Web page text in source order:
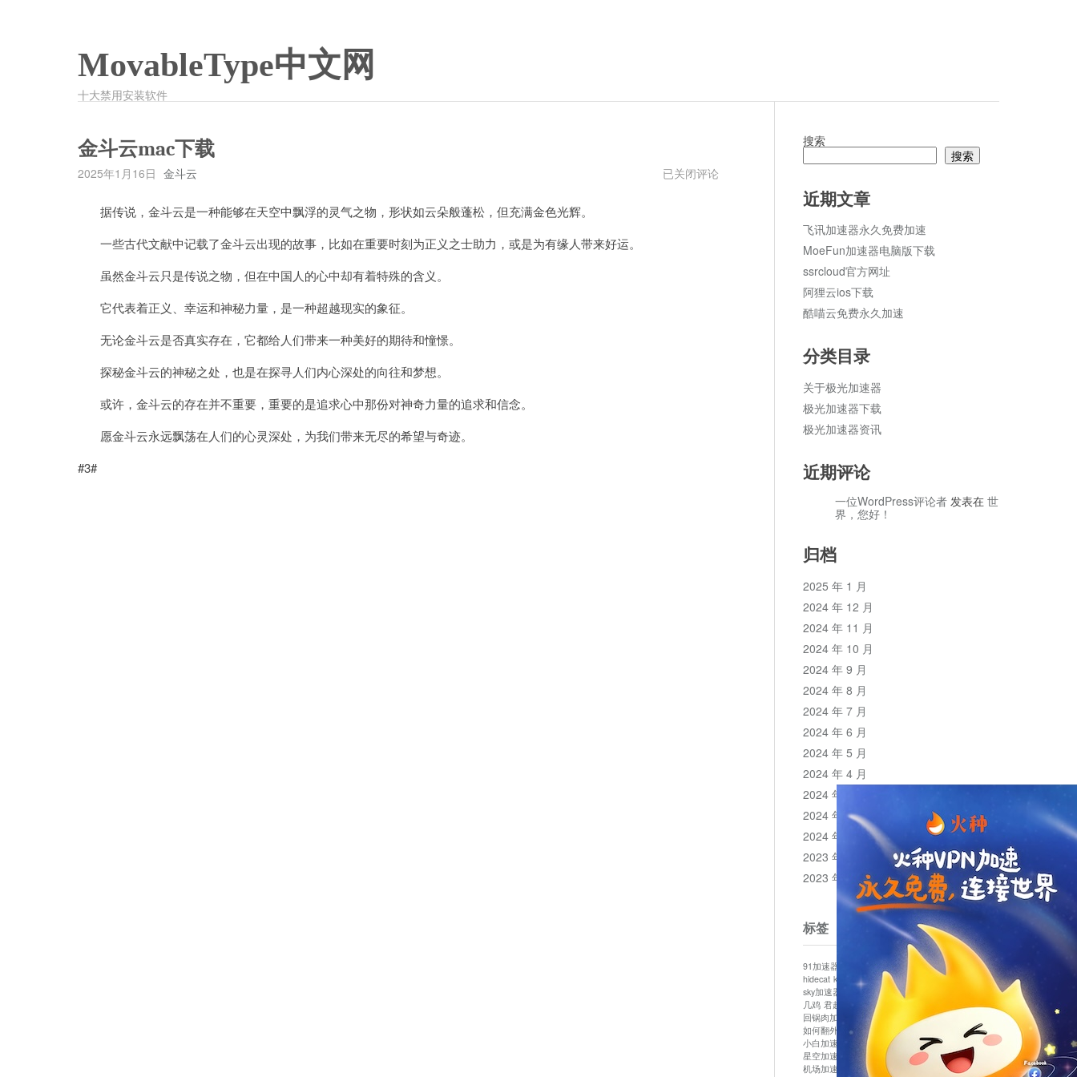
MovableType中文网
十大禁用安装软件
金斗云mac下载
2025年1月16日 金斗云
金
已关闭评论
据传说，金斗云是一种能够在天空中飘浮的灵气之物，形状如云朵般蓬松，但充满金色光辉。
一些古代文献中记载了金斗云出现的故事，比如在重要时刻为正义之士助力，或是为有缘人带来好运。
虽然金斗云只是传说之物，但在中国人的心中却有着特殊的含义。
它代表着正义、幸运和神秘力量，是一种超越现实的象征。
无论金斗云是否真实存在，它都给人们带来一种美好的期待和憧憬。
探秘金斗云的神秘之处，也是在探寻人们内心深处的向往和梦想。
或许，金斗云的存在并不重要，重要的是追求心中那份对神奇力量的追求和信念。
愿金斗云永远飘荡在人们的心灵深处，为我们带来无尽的希望与奇迹。
#3#
搜索
搜索
近期文章
飞讯加速器永久免费加速
MoeFun加速器电脑版下载
ssrcloud官方网址
阿狸云ios下载
酷喵云免费永久加速
分类目录
关于极光加速器
极光加速器下载
极光加速器资讯
近期评论
一位WordPress评论者 发表在 世
界，您好！
归档
2025 年 1 月
2024 年 12 月
2024 年 11 月
2024 年 10 月
2024 年 9 月
2024 年 8 月
2024 年 7 月
2024 年 6 月
2024 年 5 月
2024 年 4 月
2024 年 3 月
2024 年 2 月
2024 年 1 月
2023 年 12 月
2023 年 11 月
标签
91加速器 bluelayer加速器
clash节点
hidecat kuai500 panda加速器
plex加速器
sky加速器
telegram加速器 中信加速器
云梯加速器
几鸡 君越加速器 哔咔漫画加速器
唐师傅加速器
回锅肉加速器
坚果加速器 壹点加速器
如何翻外墙网站 小哈vp加速器
小火箭加速器
小白加速器
布谷vp加速器 心阶云 快连
星空加速器
最新版clash安卓下载
月光加速器
机场加速器
松果云 极快加速器
梯子加速器